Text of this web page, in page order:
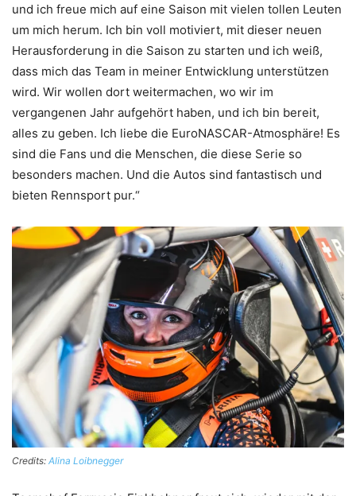
und ich freue mich auf eine Saison mit vielen tollen Leuten
um mich herum. Ich bin voll motiviert, mit dieser neuen
Herausforderung in die Saison zu starten und ich weiß,
dass mich das Team in meiner Entwicklung unterstützen
wird. Wir wollen dort weitermachen, wo wir im
vergangenen Jahr aufgehört haben, und ich bin bereit,
alles zu geben. Ich liebe die EuroNASCAR-Atmosphäre! Es
sind die Fans und die Menschen, die diese Serie so
besonders machen. Und die Autos sind fantastisch und
bieten Rennsport pur.“
Credits: Alina Loibnegger